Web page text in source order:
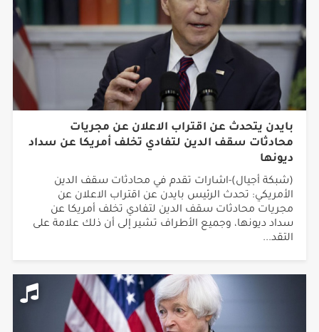
بايدن يتحدث عن اقتراب الاعلان عن مجريات
محادثات سقف الدين لتفادي تخلف أمريكا عن سداد
ديونها
(شبكة أجيال)-اشارات تقدم في محادثات سقف الدين
الأمريكي: تحدث الرئيس بايدن عن اقتراب الاعلان عن
مجريات محادثات سقف الدين لتفادي تخلف أمريكا عن
سداد ديونها، وجميع الأطراف تشير إلى أن ذلك علامة على
التقد...